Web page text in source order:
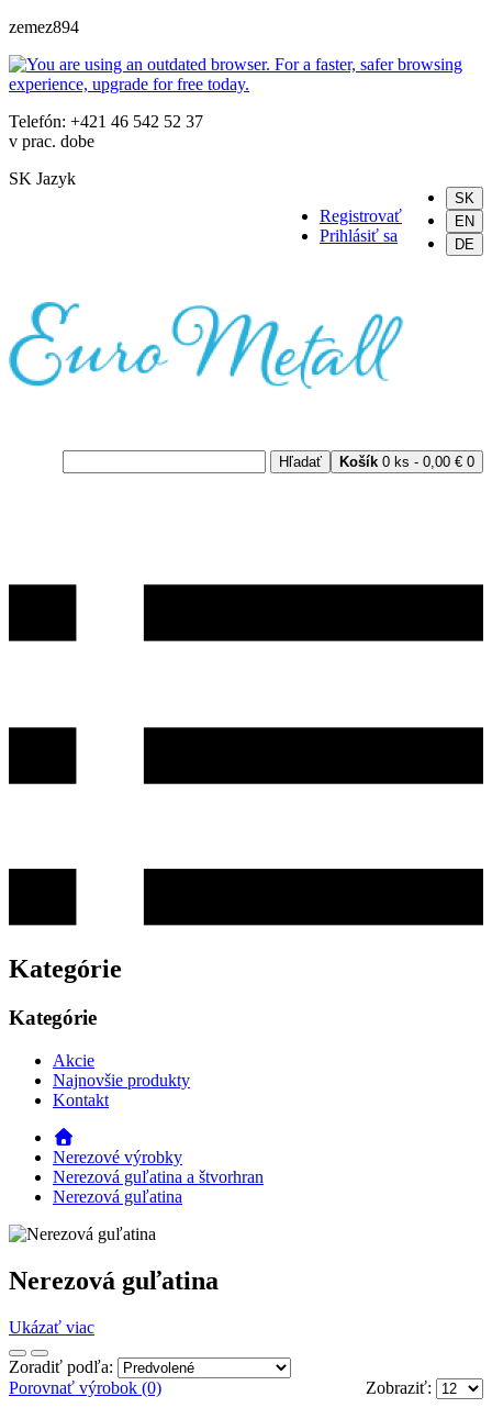
zemez894
Telefón: +421 46 542 52 37
v prac. dobe
SK Jazyk
SK
EN
DE
Registrovať
Prihlásiť sa
Košík 0 ks - 0,00 € 0
Hľadať
Kategórie
Kategórie
Akcie
Najnovšie produkty
Kontakt
Nerezové výrobky
Nerezová guľatina a štvorhran
Nerezová guľatina
Nerezová guľatina
Ukázať viac
Zoradiť podľa:
Zobraziť:
Porovnať výrobok (0)